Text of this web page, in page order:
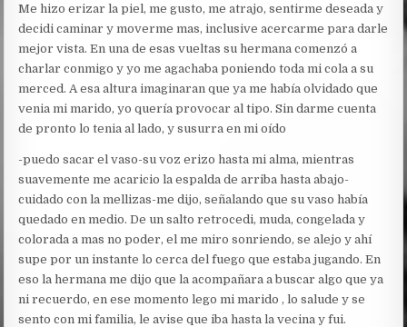
Me hizo erizar la piel, me gusto, me atrajo, sentirme deseada y
decidi caminar y moverme mas, inclusive acercarme para darle
mejor vista. En una de esas vueltas su hermana comenzó a
charlar conmigo y yo me agachaba poniendo toda mi cola a su
merced. A esa altura imaginaran que ya me había olvidado que
venia mi marido, yo quería provocar al tipo. Sin darme cuenta
de pronto lo tenia al lado, y susurra en mi oído
-puedo sacar el vaso-su voz erizo hasta mi alma, mientras
suavemente me acaricio la espalda de arriba hasta abajo-
cuidado con la mellizas-me dijo, señalando que su vaso había
quedado en medio. De un salto retrocedi, muda, congelada y
colorada a mas no poder, el me miro sonriendo, se alejo y ahí
supe por un instante lo cerca del fuego que estaba jugando. En
eso la hermana me dijo que la acompañara a buscar algo que ya
ni recuerdo, en ese momento lego mi marido , lo salude y se
sento con mi familia, le avise que iba hasta la vecina y fui.